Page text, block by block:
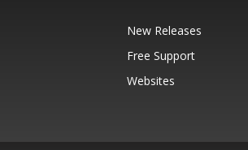
New Releases
Free Support
Websites